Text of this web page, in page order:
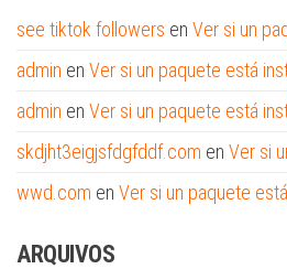
see tiktok followers en Ver si un
admin en Ver si un paquete está
admin en Ver si un paquete está
skdjht3eigjsfdgfddf.com en Ver si
wwd.com en Ver si un paquete
ARQUIVOS